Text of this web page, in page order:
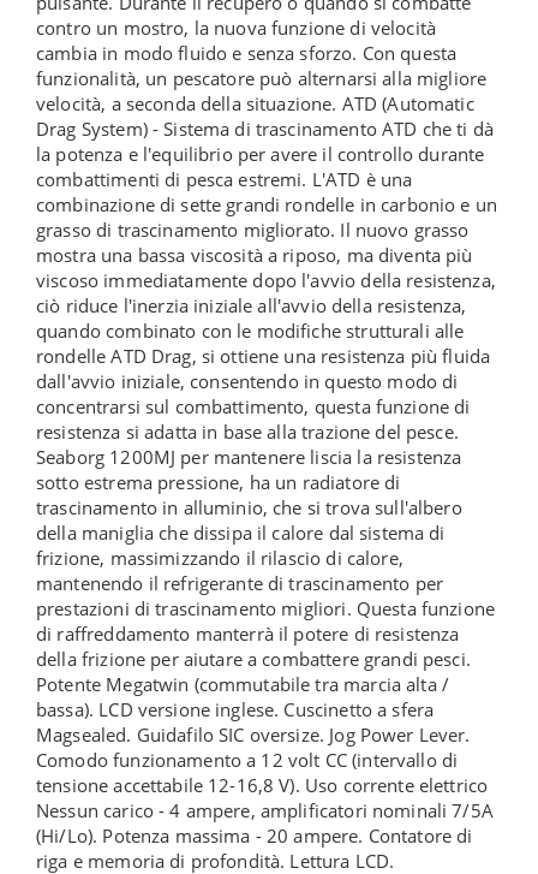
contro un mostro, la nuova funzione di velocità
cambia in modo fluido e senza sforzo. Con questa
funzionalità, un pescatore può alternarsi alla migliore
velocità, a seconda della situazione. ATD (Automatic
Drag System) - Sistema di trascinamento ATD che ti dà
la potenza e l'equilibrio per avere il controllo durante
combattimenti di pesca estremi. L'ATD è una
combinazione di sette grandi rondelle in carbonio e un
grasso di trascinamento migliorato. Il nuovo grasso
mostra una bassa viscosità a riposo, ma diventa più
viscoso immediatamente dopo l'avvio della resistenza,
ciò riduce l'inerzia iniziale all'avvio della resistenza,
quando combinato con le modifiche strutturali alle
rondelle ATD Drag, si ottiene una resistenza più fluida
dall'avvio iniziale, consentendo in questo modo di
concentrarsi sul combattimento, questa funzione di
resistenza si adatta in base alla trazione del pesce.
Seaborg 1200MJ per mantenere liscia la resistenza
sotto estrema pressione, ha un radiatore di
trascinamento in alluminio, che si trova sull'albero
della maniglia che dissipa il calore dal sistema di
frizione, massimizzando il rilascio di calore,
mantenendo il refrigerante di trascinamento per
prestazioni di trascinamento migliori. Questa funzione
di raffreddamento manterrà il potere di resistenza
della frizione per aiutare a combattere grandi pesci.
Potente Megatwin (commutabile tra marcia alta /
bassa). LCD versione inglese. Cuscinetto a sfera
Magsealed. Guidafilo SIC oversize. Jog Power Lever.
Comodo funzionamento a 12 volt CC (intervallo di
tensione accettabile 12-16,8 V). Uso corrente elettrico
Nessun carico - 4 ampere, amplificatori nominali 7/5A
(Hi/Lo). Potenza massima - 20 ampere. Contatore di
riga e memoria di profondità. Lettura LCD.